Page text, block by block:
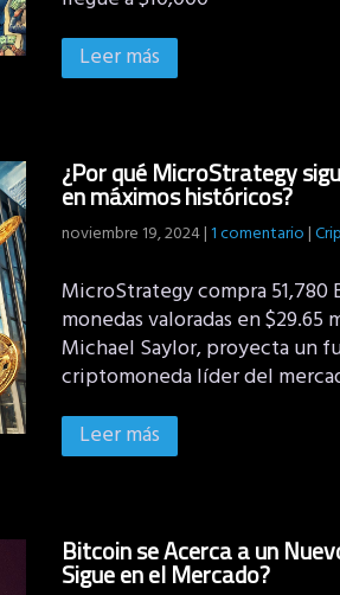
Leer más
¿Por qué MicroStrategy
en máximos históricos?
noviembre 19, 2024|1 comentario|
MicroStrategy compra 51,780
monedas valoradas en
Michael Saylor, proyecta un
criptomoneda líder del
Leer más
Bitcoin se Acerca a un
Sigue en el Mercado?